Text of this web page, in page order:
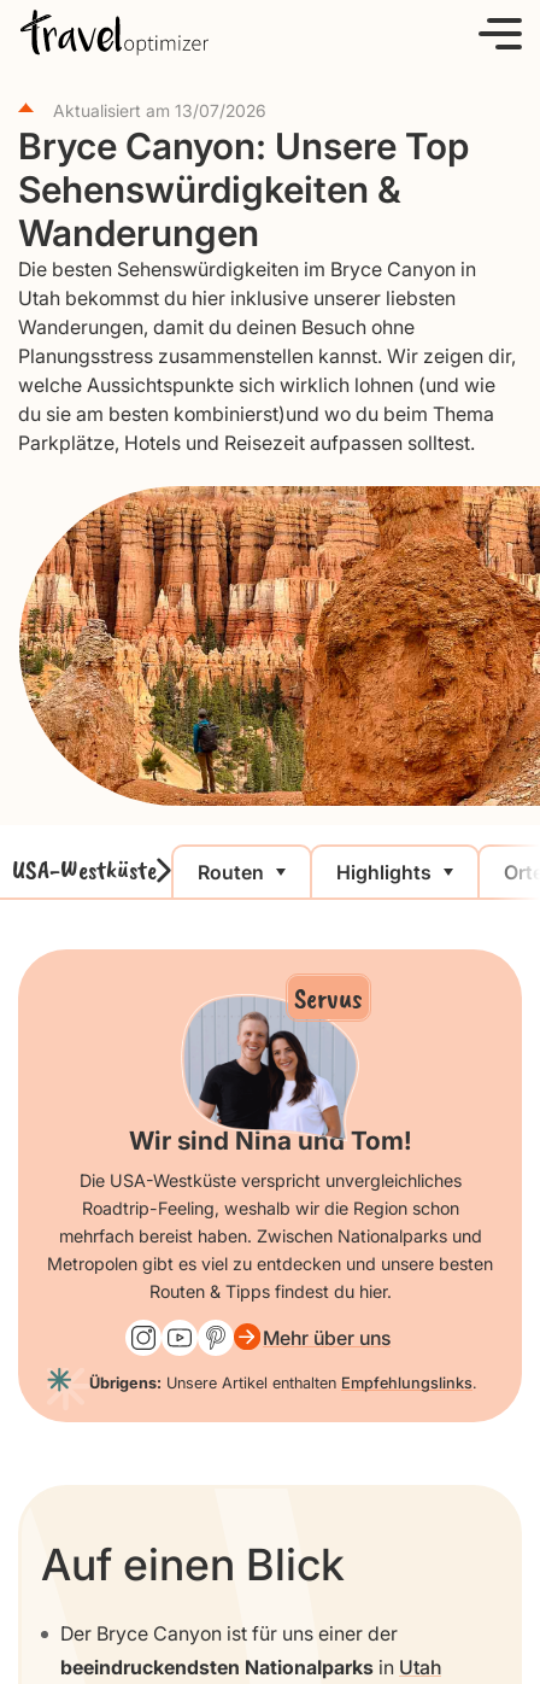
Aktualisiert am 13/07/2026
Bryce Canyon: Unsere Top
Sehenswürdigkeiten &
Wanderungen
Die besten Sehenswürdigkeiten im Bryce Canyon in
Utah bekommst du hier inklusive unserer liebsten
Wanderungen, damit du deinen Besuch ohne
Planungsstress zusammenstellen kannst. Wir zeigen dir,
welche Aussichtspunkte sich wirklich lohnen (und wie
du sie am besten kombinierst)und wo du beim Thema
Parkplätze, Hotels und Reisezeit aufpassen solltest.
USA-Westküste Routen Highlights
Servus
Wir sind Nina und Tom!
Die USA-Westküste verspricht unvergleichliches
Roadtrip-Feeling, weshalb wir die Region schon
mehrfach bereist haben. Zwischen Nationalparks und
Metropolen gibt es viel zu entdecken und unsere besten
Routen & Tipps findest du hier.
Mehr über uns
Übrigens: Unsere Artikel enthalten Empfehlungslinks.
Auf einen Blick
Der Bryce Canyon ist für uns einer der
beeindruckendsten Nationalparks in Utah